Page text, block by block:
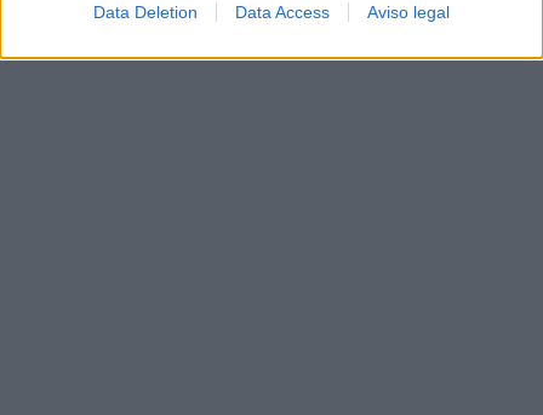
Data Deletion Data Access Aviso legal